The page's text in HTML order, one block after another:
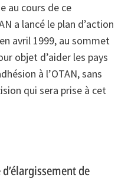
au cours de ce
a lancé le plan d’action
avril 1999, au sommet
objet d’aider les pays
à l’OTAN, sans
qui sera prise à cet
de